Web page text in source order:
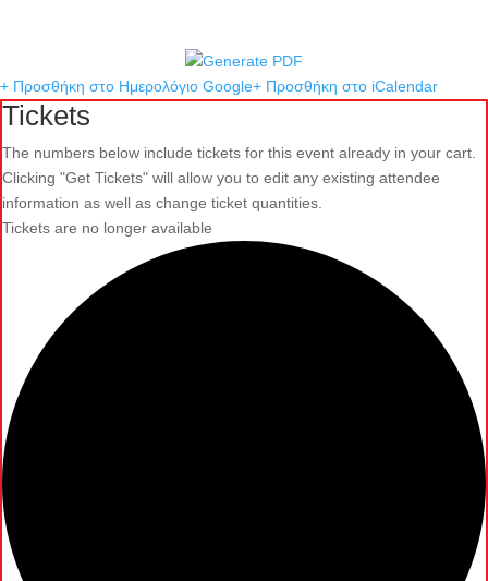
+ Προσθήκη στο Ημερολόγιο Google+ Προσθήκη στο iCalendar
Tickets
The numbers below include tickets for this event already in your cart.
Clicking "Get Tickets" will allow you to edit any existing attendee
information as well as change ticket quantities.
Tickets are no longer available